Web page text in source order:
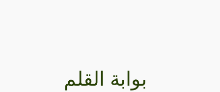
بوابة القلم